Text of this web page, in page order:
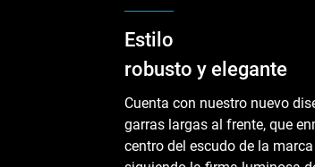
Estilo
robusto y elegante
Cuenta con nuestro nuevo
garras largas al frente, que
centro del escudo de la